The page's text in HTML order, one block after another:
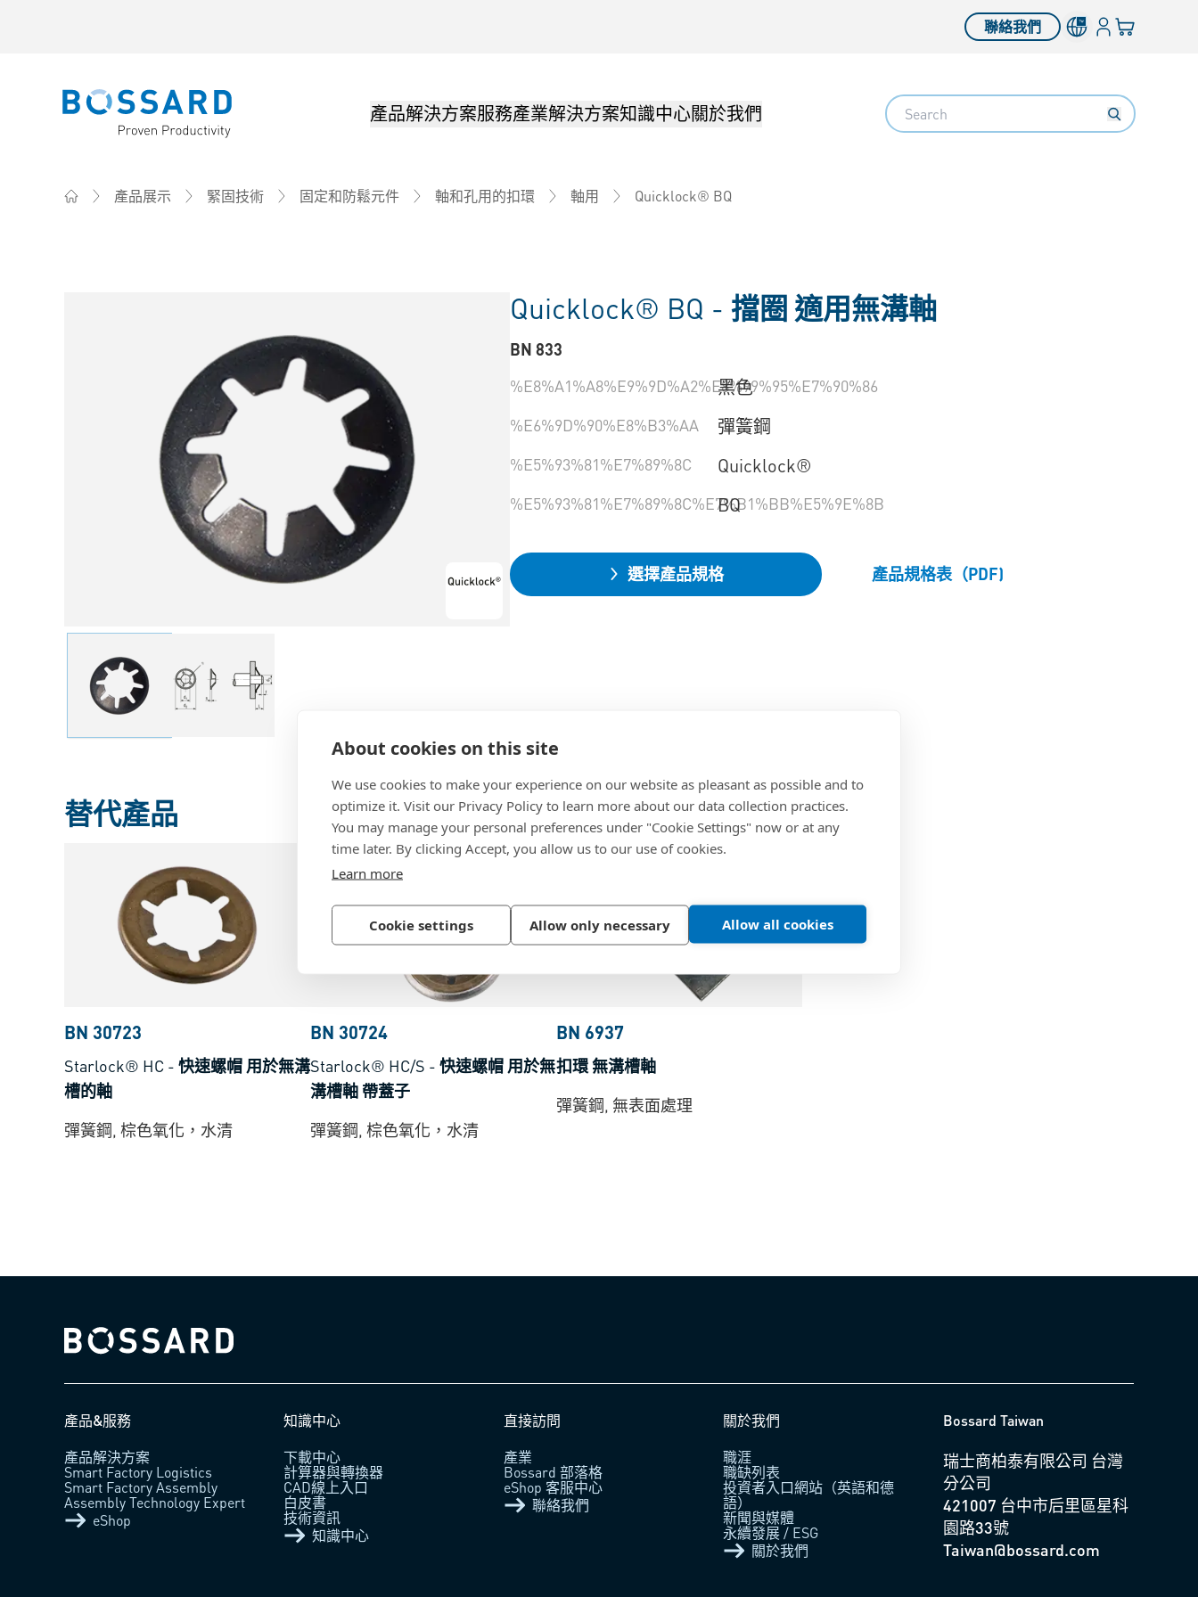
About cookies on this site
We use cookies to make your experience on our website as pleasant as possible and to
optimize it. Visit our Privacy Policy to learn more about our data collection practices.
You may manage your personal preferences under "Cookie Settings" now or at any
time later. By clicking Accept, you allow us to our use of cookies.
Learn more
Cookie settings Allow only necessary Allow all cookies
聯絡我們 登錄您的購物車
Bossard homepage 產品解決方案服務產業解決方案知識中心關於我們 Search
產品展示 緊固技術 固定和防鬆元件 軸和孔用的扣環 軸用 Quicklock® BQ
Quicklock® BQ - 擋圈 適用無溝軸
BN 833
%E8%A1%A8%E9%9D%A2%E8%99%95%E7%90%86
黑色
%E6%9D%90%E8%B3%AA 彈簧鋼
%E5%93%81%E7%89%8C Quicklock®
%E5%93%81%E7%89%8C%E7%B1%BB%E5%9E%8B
BQ
選擇產品規格 產品規格表（PDF)
替代產品
BN 30723
Starlock® HC - 快速螺帽 用於無溝
槽的軸
彈簧鋼, 棕色氧化，水清
BN 30724
Starlock® HC/S - 快速螺帽 用於無
溝槽軸 帶蓋子
彈簧鋼, 棕色氧化，水清
BN 6937
扣環 無溝槽軸
彈簧鋼, 無表面處理
Bossard homepage
產品&服務
產品解決方案
Smart Factory Logistics​
Smart Factory Assembly​
Assembly Technology Expert​
eShop
知識中心
下載中心
計算器與轉換器
CAD線上入口
白皮書
技術資訊
知識中心
直接訪問
產業
Bossard 部落格
eShop 客服中心
聯絡我們
關於我們
職涯
職缺列表
投資者入口網站（英語和德
語）
新聞與媒體
永續發展 / ESG
關於我們
Bossard Taiwan
瑞士商柏泰有限公司 台灣
分公司
421007 台中市后里區星科
園路33號
Taiwan@bossard.com